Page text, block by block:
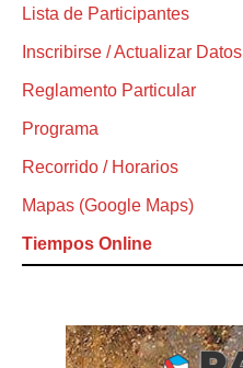
Lista de Participantes
Inscribirse / Actualizar Datos
Reglamento Particular
Programa
Recorrido / Horarios
Mapas (Google Maps)
Tiempos Online